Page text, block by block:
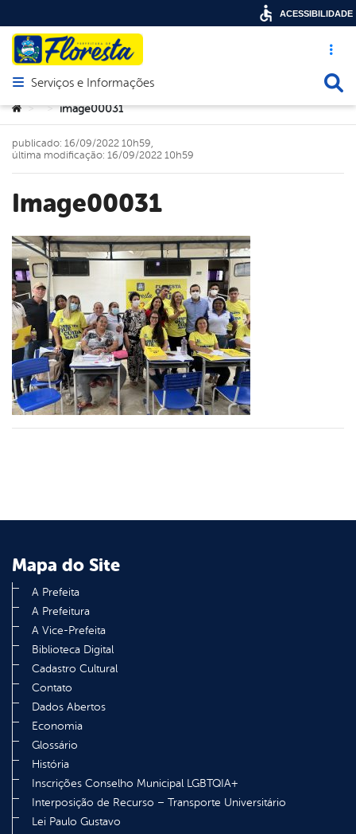
Acesso
Abrir menu principal de navegação
Serviços e Informações
Você está aqui:
> > image00031
image00031
publicado: 16/09/2022 10h59,
última modificação: 16/09/2022 10h59
Mapa do Site
A Prefeita
A Prefeitura
A Vice-Prefeita
Biblioteca Digital
Cadastro Cultural
Contato
Dados Abertos
Economia
Glossário
História
Inscrições Conselho Municipal LGBTQIA+
Interposição de Recurso – Transporte Universitário
Lei Paulo Gustavo
ACESSIBILIDADE